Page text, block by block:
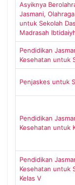
Asyiknya
Jasmani,
untuk Sekolah
Madrasah
Pendidikan
Kesehatan untuk
Penjaskes untuk
Pendidikan
Kesehatan untuk
Pendidikan
Kesehatan untuk
Kelas V